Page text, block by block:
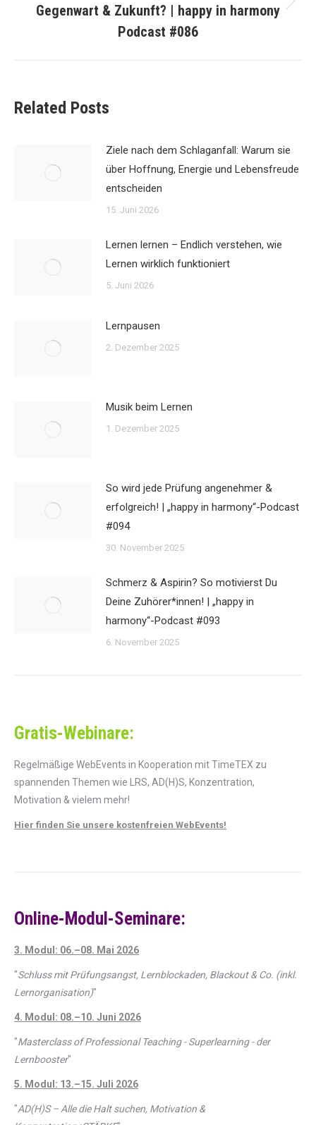
Next
post:
Gegenwart & Zukunft? | happy in harmony
Podcast #086
Related Posts
Ziele nach dem Schlaganfall: Warum sie
über Hoffnung, Energie und Lebensfreude
entscheiden
15. Juni 2026
Lernen lernen – Endlich verstehen, wie
Lernen wirklich funktioniert
5. Juni 2026
Lernpausen
2. Dezember 2025
Musik beim Lernen
1. Dezember 2025
So wird jede Prüfung angenehmer &
erfolgreich! | „happy in harmony“-Podcast
#094
30. November 2025
Schmerz & Aspirin? So motivierst Du
Deine Zuhörer*innen! | „happy in
harmony“-Podcast #093
6. November 2025
Gratis-Webinare:
Regelmäßige WebEvents in Kooperation mit TimeTEX zu
spannenden Themen wie LRS, AD(H)S, Konzentration,
Motivation & vielem mehr!
Hier finden Sie unsere kostenfreien WebEvents!
Online-Modul-Seminare:
3. Modul: 06.–08. Mai 2026
"Schluss mit Prüfungsangst, Lernblockaden, Blackout & Co. (inkl.
Lernorganisation)"
4. Modul: 08.–10. Juni 2026
"Masterclass of Professional Teaching - Superlearning - der
Lernbooster"
5. Modul: 13.–15. Juli 2026
"AD(H)S – Alle die Halt suchen, Motivation &